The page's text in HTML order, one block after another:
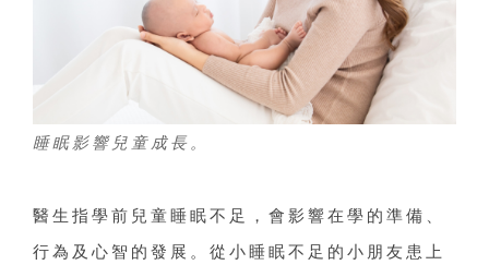
睡眠影響兒童成長。
醫生指學前兒童睡眠不足，會影響在學的準備、
行為及心智的發展。從小睡眠不足的小朋友患上